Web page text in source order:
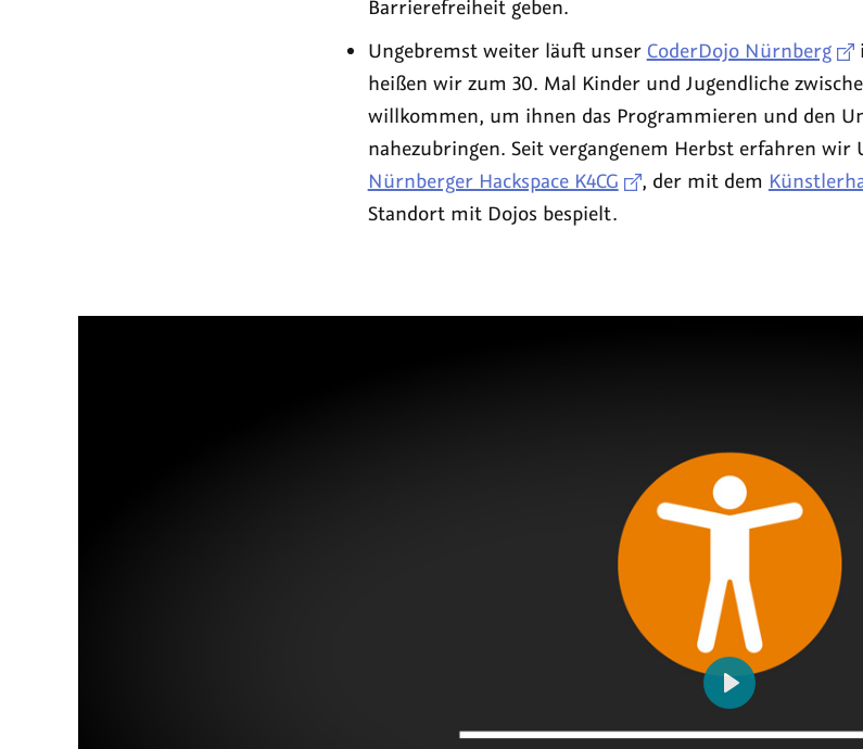
Barrierefreiheit geben.
Ungebremst weiter läuft unser CoderDojo Nürnberg
heißen wir zum 30. Mal Kinder und Jugendliche
willkommen, um ihnen das Programmieren und den
nahezubringen. Seit vergangenem Herbst erfahren
Nürnberger Hackspace K4CG
, der mit dem
Standort mit Dojos bespielt.
Abspielen